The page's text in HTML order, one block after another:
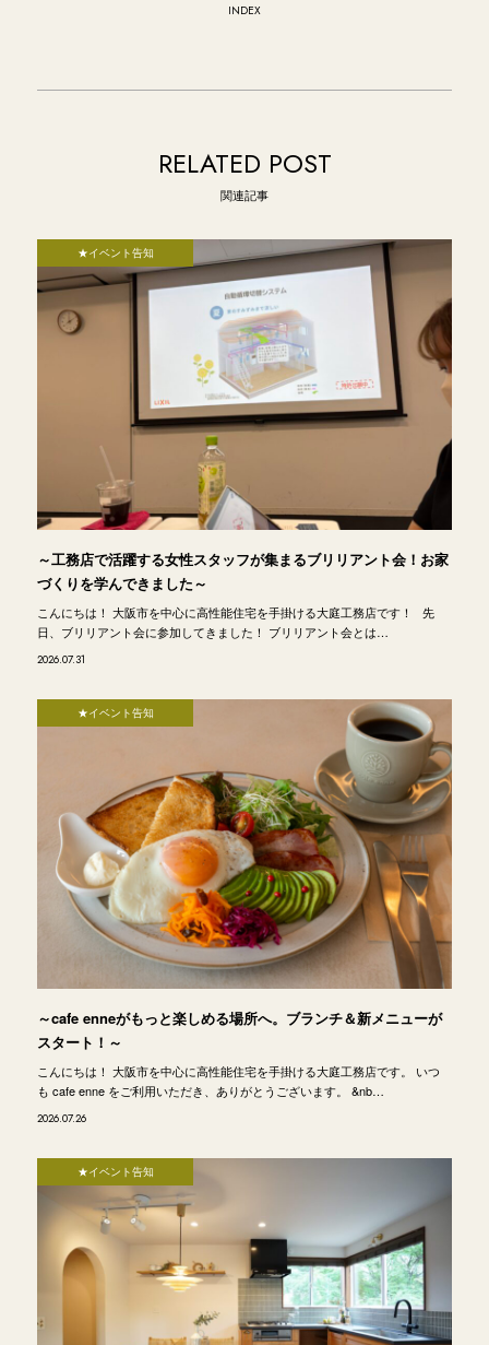
INDEX
RELATED POST
関連記事
★イベント告知
～工務店で活躍する女性スタッフが集まるブリリアント会！お家
づくりを学んできました～
こんにちは！ 大阪市を中心に高性能住宅を手掛ける大庭工務店です！ 先
日、ブリリアント会に参加してきました！ ブリリアント会とは…
2026.07.31
★イベント告知
～cafe enneがもっと楽しめる場所へ。ブランチ＆新メニューが
スタート！～
こんにちは！ 大阪市を中心に高性能住宅を手掛ける大庭工務店です。 いつ
も cafe enne をご利用いただき、ありがとうございます。 &nb…
2026.07.26
★イベント告知